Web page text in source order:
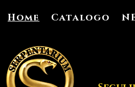
Home Catalogo